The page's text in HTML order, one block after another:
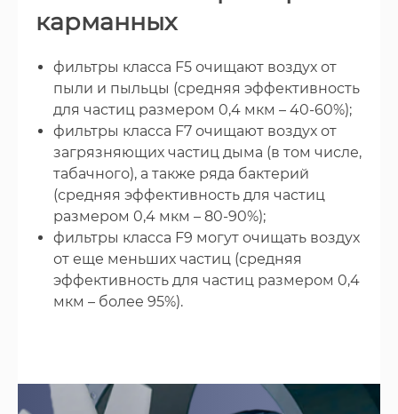
карманных
фильтры класса F5 очищают воздух от
пыли и пыльцы (средняя эффективность
для частиц размером 0,4 мкм – 40-60%);
фильтры класса F7 очищают воздух от
загрязняющих частиц дыма (в том числе,
табачного), а также ряда бактерий
(средняя эффективность для частиц
размером 0,4 мкм – 80-90%);
фильтры класса F9 могут очищать воздух
от еще меньших частиц (средняя
эффективность для частиц размером 0,4
мкм – более 95%).